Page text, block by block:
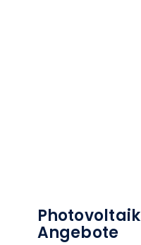
Photovoltaik
Angebote